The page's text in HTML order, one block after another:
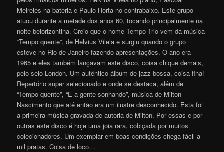
Meireles na bateria e Paulo Horta no contrabaixo. Este grupo
atuou durante a metade dos anos 60, tocando principalmente na
noite belorizontina. Creio que o nome Tempo Trio vem da música
“Tempo quente”, de Helvius Vilela e surgiu quando o grupo
esteve no Rio de Janeiro fazendo apresentações. O ano era
1965 e eles também lançavam este disco, coisa chique demais,
pelo selo London. Um autêntico álbum de jazz-bossa, coisa fina!
Repertório super selecionado e onde se destaca, além de
“Tempo quente”, “E a gente sonhando”, música de Milton
Nascimento que até então era um ilustre desconhecido. Esta foi
a primeira música gravada de autoria de Milton. Por essas e por
outras este disco é hoje uma joia rara, cobiçada por muitos
colecionadores. Um exemplar em boas condições chega fácil a
mil pratas. Coisa de loco…